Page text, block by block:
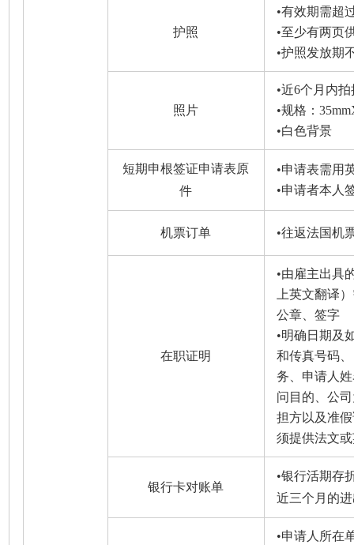
护照
•有效期需超
•至少有两页
•护照发放期
照片
•近6个月内
•规格：
•白色背景
短期申根签证申请表原
件
•申请表需用
•申请者本人
机票订单 •往返法国机
在职证明
•由雇主出具
上英文翻译
公章、签字
•明确日期及
和传真号码
务、申请人
问目的、公
担方以及准
须提供法文
银行卡对账单
•银行活期存
近三个月的
•申请人所在